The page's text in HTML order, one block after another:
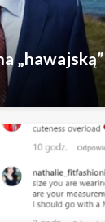
„hawajską”